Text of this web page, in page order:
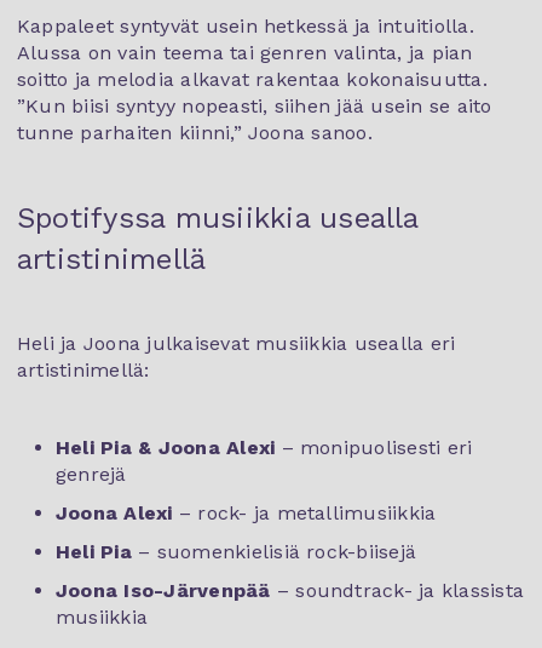
Kappaleet syntyvät usein hetkessä ja intuitiolla.
Alussa on vain teema tai genren valinta, ja pian
soitto ja melodia alkavat rakentaa kokonaisuutta.
”Kun biisi syntyy nopeasti, siihen jää usein se aito
tunne parhaiten kiinni,” Joona sanoo.
Spotifyssa musiikkia usealla
artistinimellä
Heli ja Joona julkaisevat musiikkia usealla eri
artistinimellä:
Heli Pia & Joona Alexi – monipuolisesti eri
genrejä
Joona Alexi – rock- ja metallimusiikkia
Heli Pia– suomenkielisiä rock-biisejä
Joona Iso-Järvenpää – soundtrack- ja klassista
musiikkia